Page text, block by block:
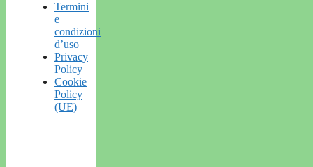
Termini
e
condizioni
d’uso
Privacy
Policy
Cookie
Policy
(UE)